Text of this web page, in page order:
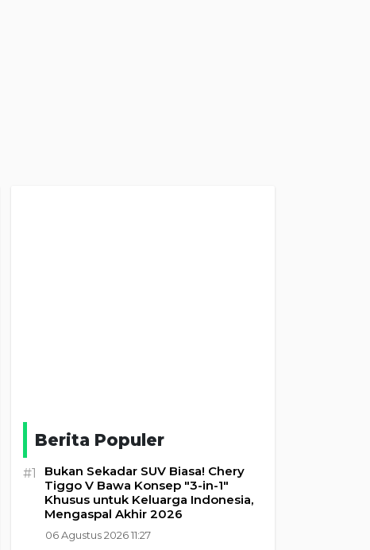
Berita Populer
#1
Bukan Sekadar SUV Biasa! Chery
Tiggo V Bawa Konsep "3-in-1"
Khusus untuk Keluarga Indonesia,
Mengaspal Akhir 2026
06 Agustus 2026 11:27